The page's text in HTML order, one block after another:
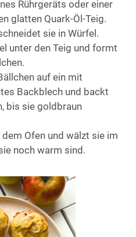
Rührgeräts oder einer
glatten Quark-Öl-Teig.
sie in Würfel.
unter den Teig und formt
auf ein mit
Backblech und backt
bis sie goldbraun
Ofen und wälzt sie im
noch warm sind.